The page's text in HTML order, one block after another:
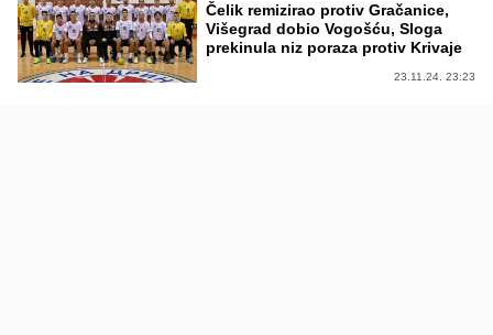
Čelik remizirao protiv Gračanice,
Višegrad dobio Vogošću, Sloga
prekinula niz poraza protiv Krivaje
23.11.24. 23:23